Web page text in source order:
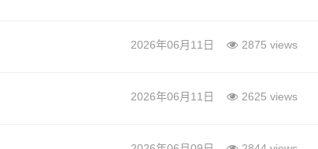
2026年06月11日 2875 views
2026年06月11日 2625 views